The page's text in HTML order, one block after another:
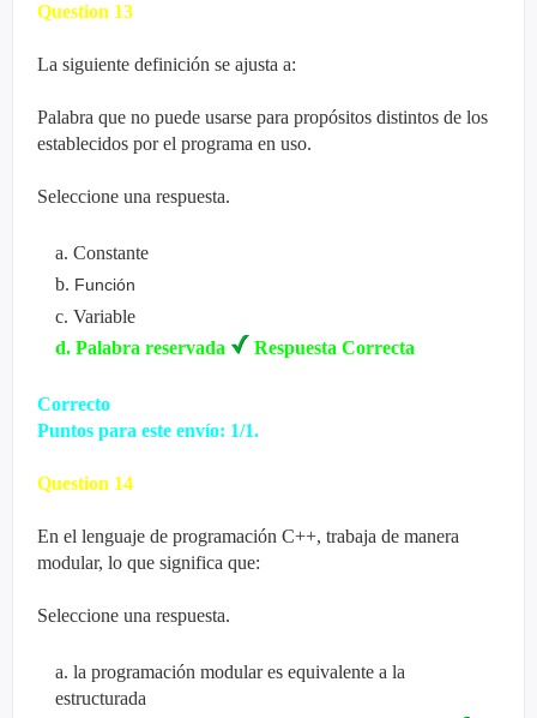
Question 13
La siguiente definición se ajusta a:
Palabra que no puede usarse para propósitos distintos de los
establecidos por el programa en uso.
Seleccione una respuesta.
a. Constante
b. Función
c. Variable
d. Palabra reservada Respuesta Correcta
Correcto
Puntos para este envío: 1/1.
Question 14
En el lenguaje de programación C++, trabaja de manera
modular, lo que significa que:
Seleccione una respuesta.
a. la programación modular es equivalente a la
estructurada